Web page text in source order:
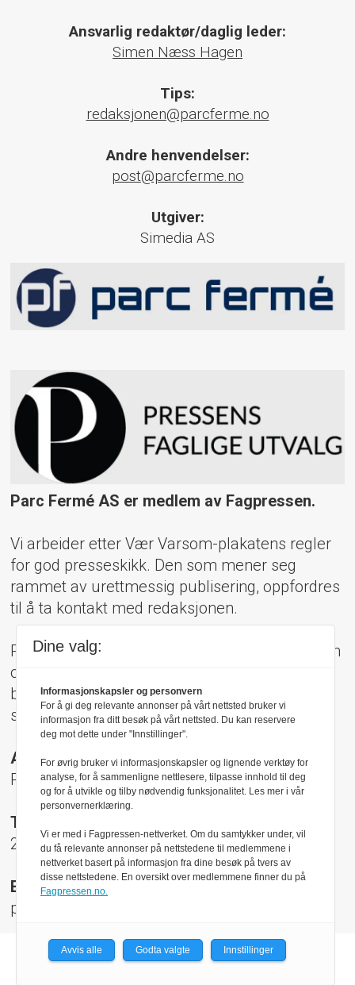
Ansvarlig redaktør/daglig leder:
Simen Næss Hagen
Tips:
redaksjonen@parcferme.no
Andre henvendelser:
post@parcferme.no
Utgiver:
Simedia AS
Parc Fermé AS er medlem av Fagpressen.
Vi arbeider etter Vær Varsom-plakatens regler
for god presseskikk. Den som mener seg
rammet av urettmessig publisering, oppfordres
til å ta kontakt med redaksjonen.
Pressens Faglige Utvalg (PFU) er et klageorgan
oppnevnt av Norsk Presseforbund som
behandler klager mot mediene i presseetiske
spørsmål.
Adresse:
Rådhusgt 17, 0158 Oslo
Telefon:
22 40 50 40
E-post:
pfu@presse.no
Dine valg:
Informasjonskapsler og personvern
For å gi deg relevante annonser på vårt nettsted bruker vi
informasjon fra ditt besøk på vårt nettsted. Du kan reservere
deg mot dette under "Innstillinger".
For øvrig bruker vi informasjonskapsler og lignende verktøy for
analyse, for å sammenligne nettlesere, tilpasse innhold til deg
og for å utvikle og tilby nødvendig funksjonalitet. Les mer i vår
personvernerklæring.
Vi er med i Fagpressen-nettverket. Om du samtykker under, vil
du få relevante annonser på nettstedene til medlemmene i
nettverket basert på informasjon fra dine besøk på tvers av
disse nettstedene. En oversikt over medlemmene finner du på
Fagpressen.no.
Avvis alle Godta valgte Innstillinger